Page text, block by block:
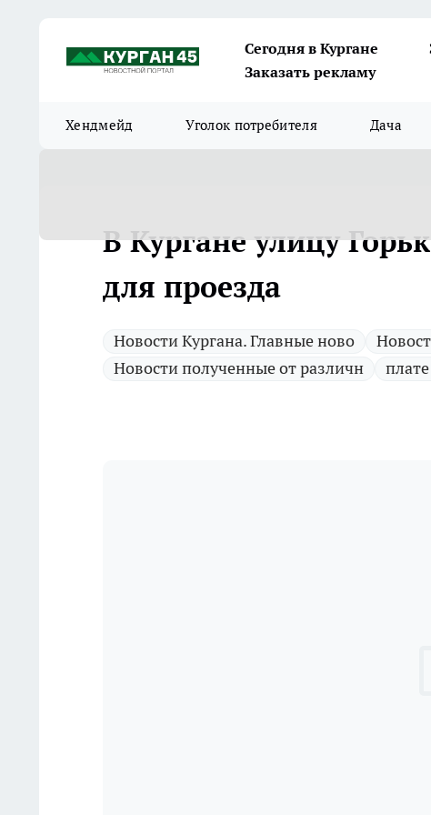
Сегодня в Кургане
Заказать рекламу
Хендмейд Уголок потребителя Дача
В Кургане улицу
для проезда
Новости Кургана. Главные ново
Новости полученные от различн